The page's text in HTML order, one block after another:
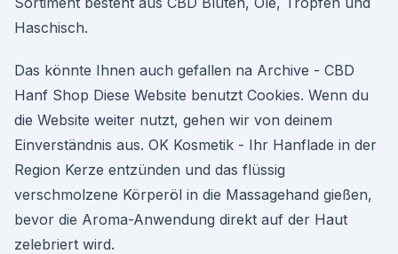
Haschisch.
Das könnte Ihnen auch gefallen na Archive - CBD
Hanf Shop Diese Website benutzt Cookies. Wenn du
die Website weiter nutzt, gehen wir von deinem
Einverständnis aus. OK Kosmetik - Ihr Hanflade in der
Region Kerze entzünden und das flüssig
verschmolzene Körperöl in die Massagehand gießen,
bevor die Aroma-Anwendung direkt auf der Haut
zelebriert wird.